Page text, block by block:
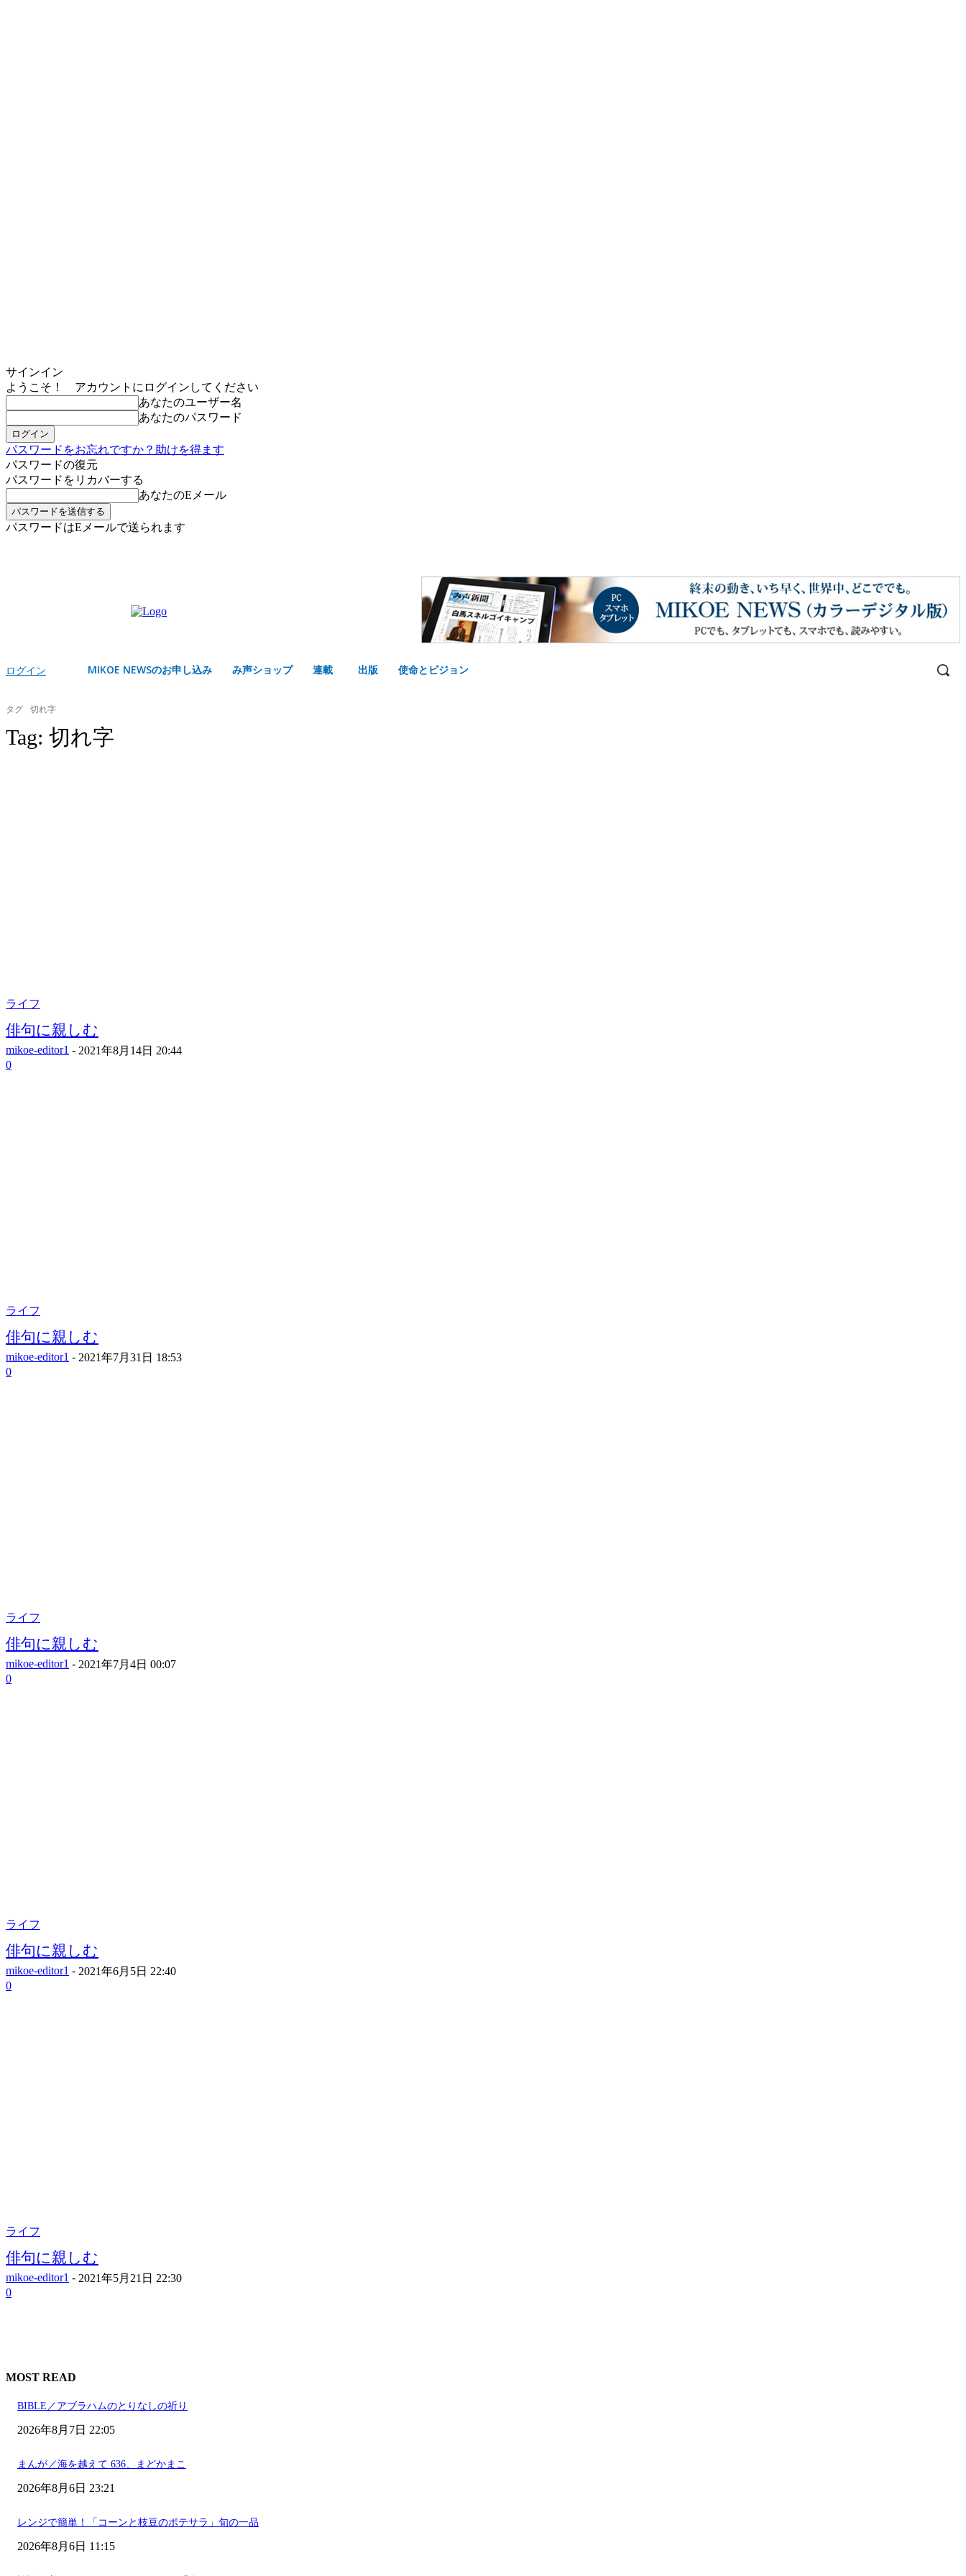
サインイン
ようこそ！ アカウントにログインしてください
あなたのユーザー名
あなたのパスワード
パスワードをお忘れですか？助けを得ます
パスワードの復元
パスワードをリカバーする
あなたのEメール
パスワードはEメールで送られます
ログイン MIKOE NEWSのお申し込み み声ショップ 連載 出版 使命とビジョン
タグ 切れ字
Tag: 切れ字
ライフ
俳句に親しむ
mikoe-editor1 - 2021年8月14日 20:44
0
ライフ
俳句に親しむ
mikoe-editor1 - 2021年7月31日 18:53
0
ライフ
俳句に親しむ
mikoe-editor1 - 2021年7月4日 00:07
0
ライフ
俳句に親しむ
mikoe-editor1 - 2021年6月5日 22:40
0
ライフ
俳句に親しむ
mikoe-editor1 - 2021年5月21日 22:30
0
MOST READ
BIBLE／アブラハムのとりなしの祈り
2026年8月7日 22:05
まんが／海を越えて 636、まどかまこ
2026年8月6日 23:21
レンジで簡単！「コーンと枝豆のポテサラ」旬の一品
2026年8月6日 11:15